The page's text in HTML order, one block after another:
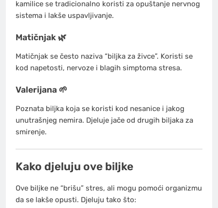
kamilice se tradicionalno koristi za opuštanje nervnog
sistema i lakše uspavljivanje.
Matičnjak 🌿
Matičnjak se često naziva “biljka za živce”. Koristi se
kod napetosti, nervoze i blagih simptoma stresa.
Valerijana 🌱
Poznata biljka koja se koristi kod nesanice i jakog
unutrašnjeg nemira. Djeluje jače od drugih biljaka za
smirenje.
Kako djeluju ove biljke
Ove biljke ne “brišu” stres, ali mogu pomoći organizmu
da se lakše opusti. Djeluju tako što: